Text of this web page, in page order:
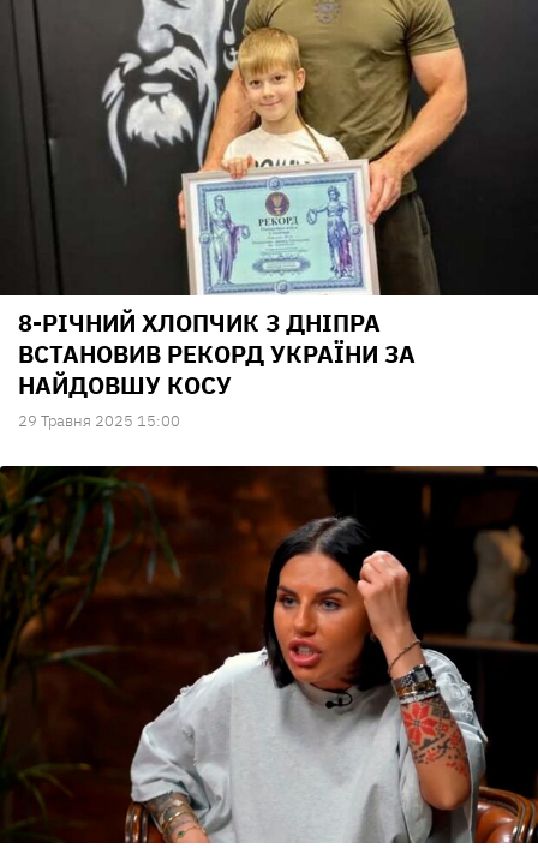
8-РІЧНИЙ ХЛОПЧИК З ДНІПРА
ВСТАНОВИВ РЕКОРД УКРАЇНИ ЗА
НАЙДОВШУ КОСУ
29 Травня 2025 15:00